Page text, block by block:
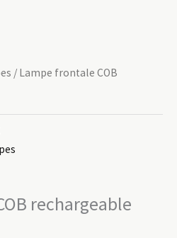
/ Lampe frontale COB
rechargeable